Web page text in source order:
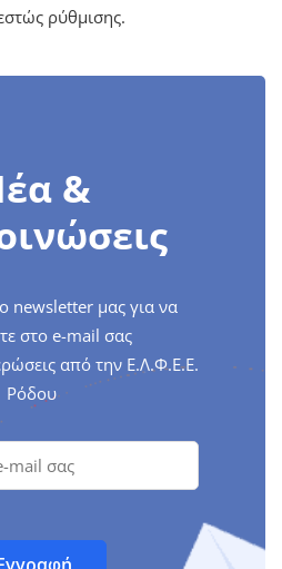
ρύθμισης.
&
newsletter μας για να
στο e-mail σας
από την Ε.Λ.Φ.Ε.Ε.
Ρόδου